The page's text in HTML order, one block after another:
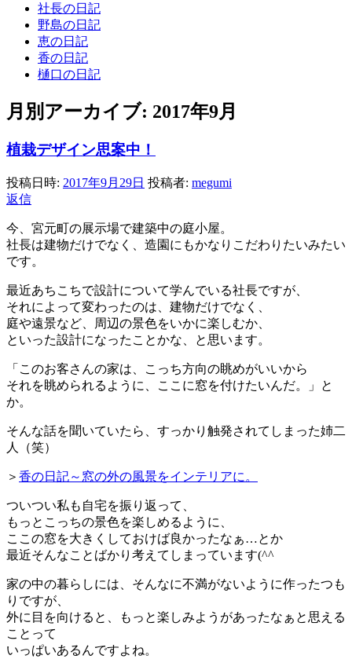
社長の日記
野島の日記
恵の日記
香の日記
樋口の日記
月別アーカイブ: 2017年9月
植栽デザイン思案中！
投稿日時: 2017年9月29日 投稿者: megumi
返信
今、宮元町の展示場で建築中の庭小屋。
社長は建物だけでなく、造園にもかなりこだわりたいみたい
です。
最近あちこちで設計について学んでいる社長ですが、
それによって変わったのは、建物だけでなく、
庭や遠景など、周辺の景色をいかに楽しむか、
といった設計になったことかな、と思います。
「このお客さんの家は、こっち方向の眺めがいいから
それを眺められるように、ここに窓を付けたいんだ。」と
か。
そんな話を聞いていたら、すっかり触発されてしまった姉二
人（笑）
＞ 香の日記～窓の外の風景をインテリアに。
ついつい私も自宅を振り返って、
もっとこっちの景色を楽しめるように、
ここの窓を大きくしておけば良かったなぁ…とか
最近そんなことばかり考えてしまっています(^^ゞ
家の中の暮らしには、そんなに不満がないように作ったつも
りですが、
外に目を向けると、もっと楽しみようがあったなぁと思える
ことって
いっぱいあるんですよね。